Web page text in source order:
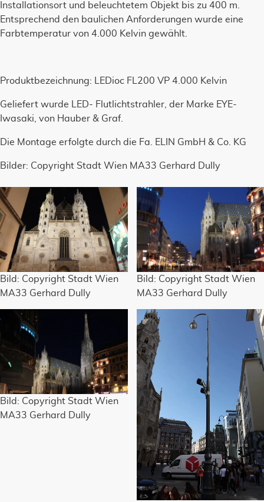
Installationsort und beleuchtetem Objekt bis zu 400 m.
Entsprechend den baulichen Anforderungen wurde eine
Farbtemperatur von 4.000 Kelvin gewählt.
Produktbezeichnung: LEDioc FL200 VP 4.000 Kelvin
Geliefert wurde LED- Flutlichtstrahler, der Marke EYE-
Iwasaki, von Hauber & Graf.
Die Montage erfolgte durch die Fa. ELIN GmbH & Co. KG
Bilder: Copyright Stadt Wien MA33 Gerhard Dully
Bild: Copyright Stadt Wien
MA33 Gerhard Dully
Bild: Copyright Stadt Wien
MA33 Gerhard Dully
Bild: Copyright Stadt Wien
MA33 Gerhard Dully